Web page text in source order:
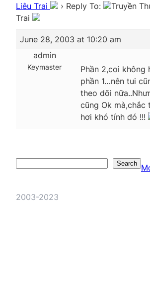
Liêu Trai
› Reply To: Truyền
Trai
June 28, 2003 at 10:20 am
admin
Keymaster
Phần 2,coi không
phần 1…nên tui
theo dõi
cũng Ok mà,chắc
hơi khó tính đó !!!
Search
2003-2023